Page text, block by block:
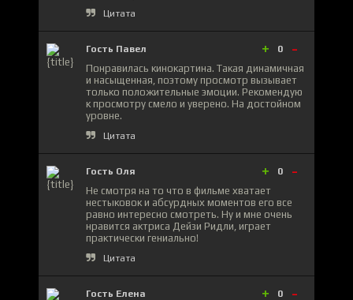
Цитата
Гость Павел + 0 -
Понравилась кинокартина. Такая динамичная
и насыщенная, поэтому просмотр вызывает
только положительные эмоции. Рекомендую
к просмотру смело и уверено. На достойном
уровне.
Цитата
Гость Оля + 0 -
Не смотря на то что в фильме хватает
нестыковок и абсурдных моментов его все
равно интересно смотреть. Ну и мне очень
нравится актриса Дейзи Ридли, играет
практически гениально!
Цитата
Гость Елена + 0 -